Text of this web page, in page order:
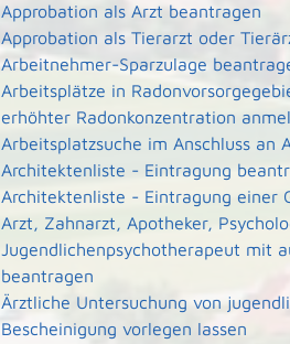
Approbation als Arzt beantragen
Approbation als Tierarzt oder
Arbeitnehmer-Sparzulage
Arbeitsplätze in
erhöhter Radonkonzentration
Arbeitsplatzsuche im Anschluss an
Architektenliste - Eintragung
Architektenliste - Eintragung einer
Arzt, Zahnarzt, Apotheker,
Jugendlichenpsychotherapeut mit
beantragen
Ärztliche Untersuchung von
Bescheinigung vorlegen lassen